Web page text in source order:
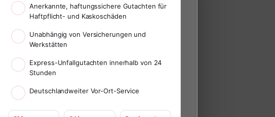
Anerkannte, haftungssichere Gutachten für
Haftpflicht- und Kaskoschäden
Unabhängig von Versicherungen und
Werkstätten
Express-Unfallgutachten innerhalb von 24
Stunden
Deutschlandweiter Vor-Ort-Service